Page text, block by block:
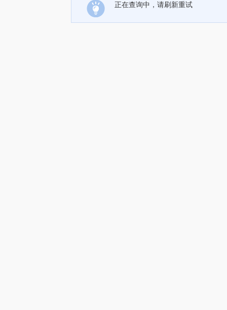
正在查询中，请刷新重试